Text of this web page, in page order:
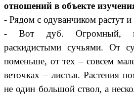
отношений в объекте
- Рядом с одуванчиком растут и
- Вот дуб. Огромный,
раскидистыми сучьями. От
поменьше, от тех – совсем
веточках – листья. Растения
не один большой ствол, а